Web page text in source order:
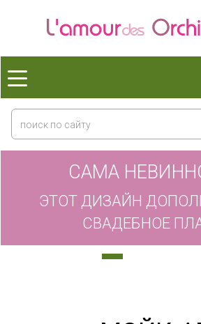
САМА
ЭТОТ ДИЗАЙН
СВАДЕБНОЕ